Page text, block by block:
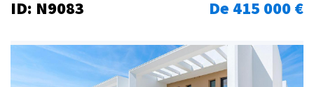
ID: N9083 De 415 000 €